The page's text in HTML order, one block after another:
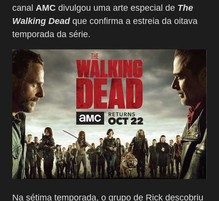
canal AMC divulgou uma arte especial de The
Walking Deadque confirma a estreia da oitava
temporada da série.
Na sétima temporada, o grupo de Rick descobriu